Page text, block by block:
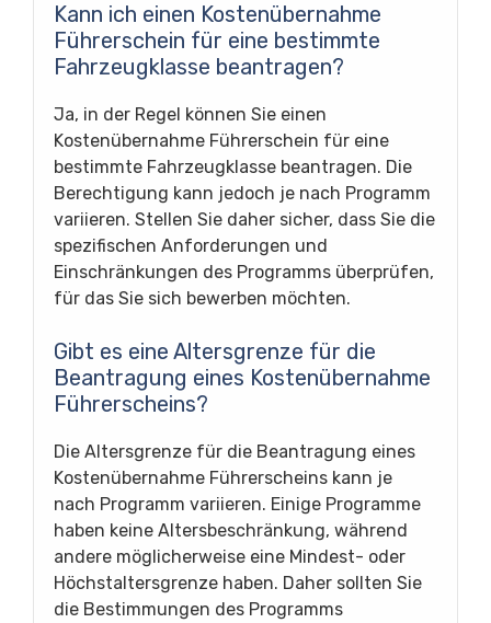
Kann ich einen Kostenübernahme
Führerschein für eine bestimmte
Fahrzeugklasse beantragen?
Ja, in der Regel können Sie einen
Kostenübernahme Führerschein für eine
bestimmte Fahrzeugklasse beantragen. Die
Berechtigung kann jedoch je nach Programm
variieren. Stellen Sie daher sicher, dass Sie die
spezifischen Anforderungen und
Einschränkungen des Programms überprüfen,
für das Sie sich bewerben möchten.
Gibt es eine Altersgrenze für die
Beantragung eines Kostenübernahme
Führerscheins?
Die Altersgrenze für die Beantragung eines
Kostenübernahme Führerscheins kann je
nach Programm variieren. Einige Programme
haben keine Altersbeschränkung, während
andere möglicherweise eine Mindest- oder
Höchstaltersgrenze haben. Daher sollten Sie
die Bestimmungen des Programms